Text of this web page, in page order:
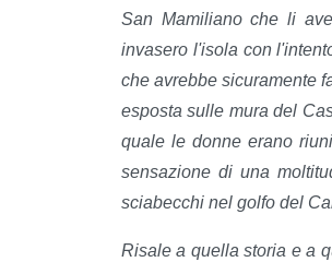
San Mamiliano che li
invasero l'isola con
che avrebbe sicuramente
esposta sulle mura del
quale le donne erano
sensazione di una
sciabecchi nel golfo del
Risale a quella storia e a